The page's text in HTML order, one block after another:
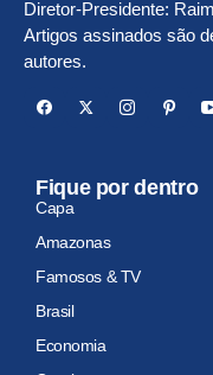
Diretor-Presidente:
Artigos assinados são
autores.
Fique por dentro
Capa
Amazonas
Famosos & TV
Brasil
Economia